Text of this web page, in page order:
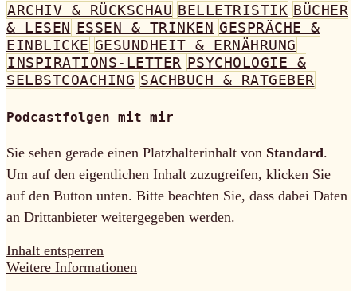
ARCHIV & RÜCKSCHAU BELLETRISTIK BÜCHER
& LESEN ESSEN & TRINKEN GESPRÄCHE &
EINBLICKE GESUNDHEIT & ERNÄHRUNG
INSPIRATIONS-LETTER PSYCHOLOGIE &
SELBSTCOACHING SACHBUCH & RATGEBER
Podcastfolgen mit mir
Sie sehen gerade einen Platzhalterinhalt von Standard.
Um auf den eigentlichen Inhalt zuzugreifen, klicken Sie
auf den Button unten. Bitte beachten Sie, dass dabei Daten
an Drittanbieter weitergegeben werden.
Inhalt entsperren
Weitere Informationen